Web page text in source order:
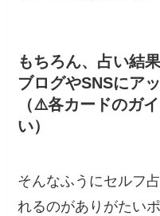
もちろん、占い結
ブログやSNSにア
（⚠️各カードのガ
い）
そんなふうにセルフ
れるのがありがたい